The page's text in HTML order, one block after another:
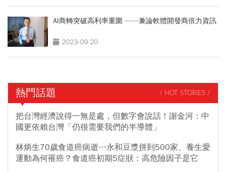
AI商轉突破高利率重圍 ——兼論軟體開發商倍力資訊
2023-09-20
熱門話題 / HOT STORIES /
把台灣經濟說得一無是處，但數字會說話！謝金河：中
國更依賴台灣「仍很需要我們的半導體」
林炳生70歲食道癌病逝…永和豆漿拼到500家、養生愛
運動為何罹癌？食道癌初期5症狀：高危險因子是它